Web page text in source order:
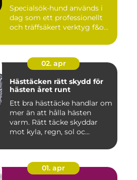
Specialsök-hund används i
dag som ett professionellt
och träffsäkert verktyg f&o...
02. apr
Hästtäcken rätt skydd för
hästen året runt
Ett bra hästtäcke handlar om
mer än att hålla hästen
varm. Rätt täcke skyddar
mot kyla, regn, sol oc...
01. apr